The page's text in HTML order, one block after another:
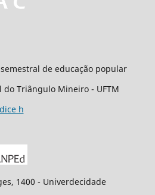
de educação popular
do Triângulo Mineiro - UFTM
h
1400 - Univerdecidade